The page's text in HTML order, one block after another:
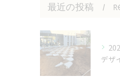
最近の投稿
デザ